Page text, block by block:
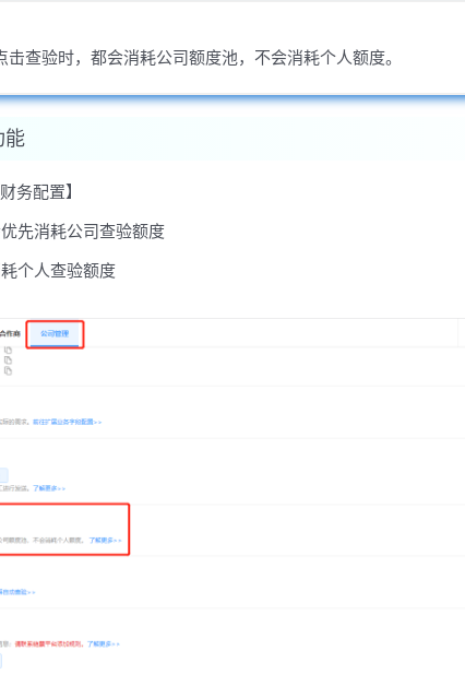
查验时，都会消耗公司额度池，不会消耗个人额度。
能
务配置】
先消耗公司查验额度
个人查验额度